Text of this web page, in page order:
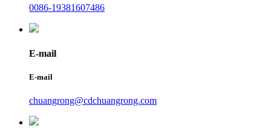
0086-19381607486
E-mail
E-mail
chuangrong@cdchuangrong.com